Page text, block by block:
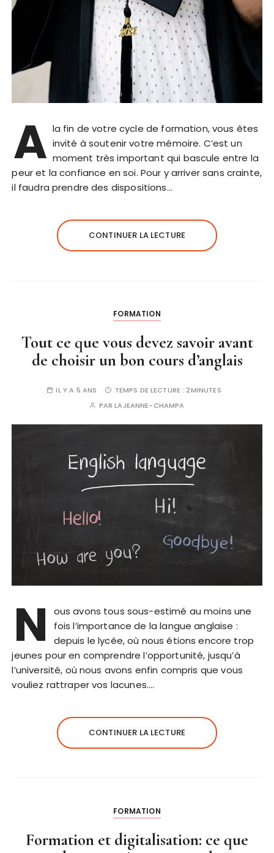
A la fin de votre cycle de formation, vous êtes
invité à soutenir votre mémoire. C’est un
moment très important qui bascule entre la
peur et la confiance en soi. Pour y arriver sans crainte,
il faudra prendre des dispositions…
CONTINUER LA LECTURE
FORMATION
Tout ce que vous devez savoir avant
de choisir un bon cours d’anglais
IL Y A 5 ANS TEMPS DE LECTURE :2MINUTES
PARLAJEANNE-CHAMPA
N
ous avons tous sous-estimé au moins une
fois l’importance de la langue anglaise :
depuis le lycée, où nous étions encore trop
jeunes pour en comprendre l’opportunité, jusqu’à
l’université, où nous avons enfin compris que vous
vouliez rattraper vos lacunes….
CONTINUER LA LECTURE
FORMATION
Formation et digitalisation: ce que